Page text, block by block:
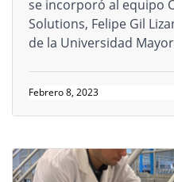
se incorporó al equipo
Solutions, Felipe Gil
de la Universidad
Febrero 8, 2023